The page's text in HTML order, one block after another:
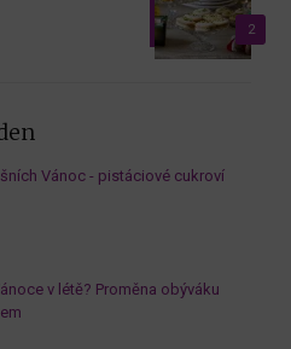
2
Vánoc - pistáciové cukroví
v létě? Proměna obýváku